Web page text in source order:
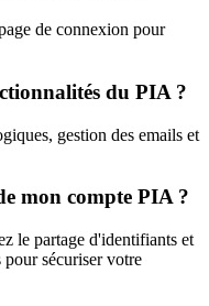
de connexion pour
du PIA ?
gestion des emails et
mon compte PIA ?
le partage d'identifiants et
sécuriser votre